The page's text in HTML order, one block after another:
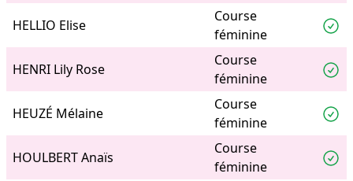
HELLIO Elise
Course
féminine
HENRI Lily Rose
Course
féminine
HEUZÉ Mélaine
Course
féminine
HOULBERT Anaïs
Course
féminine